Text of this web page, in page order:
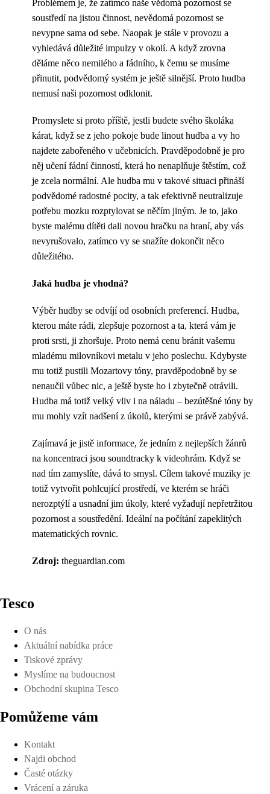
Problémem je, že zatímco naše vědomá pozornost se
soustředí na jistou činnost, nevědomá pozornost se
nevypne sama od sebe. Naopak je stále v provozu a
vyhledává důležité impulzy v okolí. A když zrovna
děláme něco nemilého a fádního, k čemu se musíme
přinutit, podvědomý systém je ještě silnější. Proto hudba
nemusí naši pozornost odklonit.
Promyslete si proto příště, jestli budete svého školáka
kárat, když se z jeho pokoje bude linout hudba a vy ho
najdete zabořeného v učebnicích. Pravděpodobně je pro
něj učení fádní činností, která ho nenaplňuje štěstím, což
je zcela normální. Ale hudba mu v takové situaci přináší
podvědomé radostné pocity, a tak efektivně neutralizuje
potřebu mozku rozptylovat se něčím jiným. Je to, jako
byste malému dítěti dali novou hračku na hraní, aby vás
nevyrušovalo, zatímco vy se snažíte dokončit něco
důležitého.
Jaká hudba je vhodná?
Výběr hudby se odvíjí od osobních preferencí. Hudba,
kterou máte rádi, zlepšuje pozornost a ta, která vám je
proti srsti, ji zhoršuje. Proto nemá cenu bránit vašemu
mladému milovníkovi metalu v jeho poslechu. Kdybyste
mu totiž pustili Mozartovy tóny, pravděpodobně by se
nenaučil vůbec nic, a ještě byste ho i zbytečně otrávili.
Hudba má totiž velký vliv i na náladu – bezútěšné tóny by
mu mohly vzít nadšení z úkolů, kterými se právě zabývá.
Zajímavá je jistě informace, že jedním z nejlepších žánrů
na koncentraci jsou soundtracky k videohrám. Když se
nad tím zamyslíte, dává to smysl. Cílem takové muziky je
totiž vytvořit pohlcující prostředí, ve kterém se hráči
nerozptýlí a usnadní jim úkoly, které vyžadují nepřetržitou
pozornost a soustředění. Ideální na počítání zapeklitých
matematických rovnic.
Zdroj: theguardian.com
Tesco
O nás
Aktuální nabídka práce
Tiskové zprávy
Myslíme na budoucnost
Obchodní skupina Tesco
Pomůžeme vám
Kontakt
Najdi obchod
Časté otázky
Vrácení a záruka